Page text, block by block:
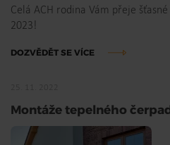
Celá ACH rodina Vám přeje
2023!
DOZVĚDĚT SE VÍCE
Montáže tepelného